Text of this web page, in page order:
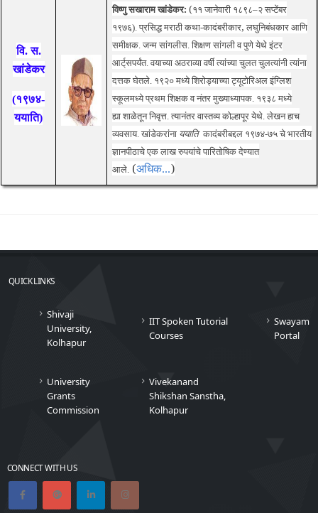
वि. स.
खांडेकर
(१९७४-
ययाति)
विष्णु सखाराम खांडेकर: (११ जानेवारी १८९८–२ स‌प्टेंबर
१९७६). प्रसिद्ध मराठी कथा-कादंबरीकार, लघुनिबंधकार आणि
स‌मीक्षक. जन्म सांगलीस. शिक्षण सांगली व पुणे येथे इंटर
आर्ट्‌सपर्यंत. वयाच्या अठराव्या वर्षी त्यांच्या चुलत चुलत्यांनी त्यांना
दत्तक घेतले. १९२० मध्ये शिरोड्याच्या ट्यूटोरिअल इंग्लिश
स्कूलमध्ये प्रथम शिक्षक व नंतर मुख्याध्यापक. १९३८ मध्ये
ह्या शाळेतून निवृत्त. त्यानंतर वास्तव्य कोल्हापूर येथे. लेखन हाच
व्यवसाय. खांडेकरांना ययाति कादंबरीबद्दल १९७४-७५ चे भारतीय
ज्ञानपीठाचे एक लाख रुपयांचे पारितोषिक देण्यात
आले. (अधिक...)
QUICK LINKS
Shivaji
University,
Kolhapur
IIT Spoken Tutorial
Courses
Swayam
Portal
University
Grants
Commission
Vivekanand
Shikshan Sanstha,
Kolhapur
CONNECT WITH US